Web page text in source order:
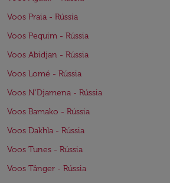
Voos Praia - Rússia
Voos Pequim - Rússia
Voos Abidjan - Rússia
Voos Lomé - Rússia
Voos N'Djamena - Rússia
Voos Bamako - Rússia
Voos Dakhla - Rússia
Voos Tunes - Rússia
Voos Tânger - Rússia